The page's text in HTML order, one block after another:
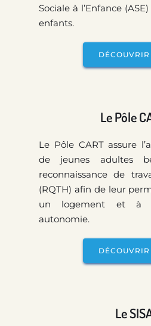
Sociale à l’Enfance
enfants.
DÉCOUVRIR
Le Pôle
Le Pôle CART assure
de jeunes adultes
reconnaissance de
(RQTH) afin de leur
un logement et à
autonomie.
DÉCOUVRIR
Le